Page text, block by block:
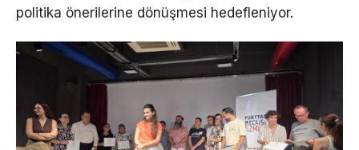
politika önerilerine dönüşmesi hedefleniyor.